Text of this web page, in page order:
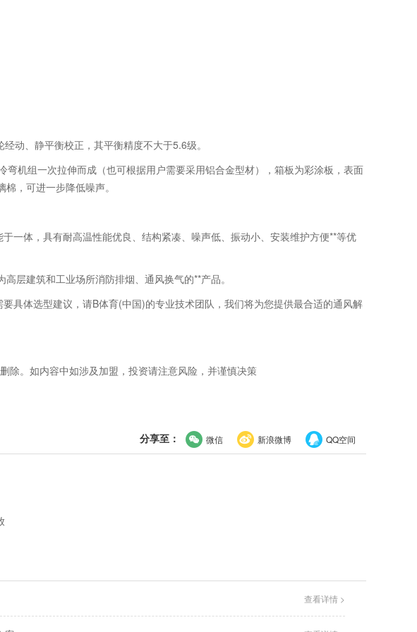
动、静平衡校正，其平衡精度不大于5.6级。
机组一次拉伸而成（也可根据用户需要采用铝合金型材），箱板为彩涂板，表面
，可进一步降低噪声。
一体，具有耐高温性能优良、结构紧凑、噪声低、振动小、安装维护方便**等优
层建筑和工业场所消防排烟、通风换气的**产品。
具体选型建议，请B体育(中国)的专业技术团队，我们将为您提供最合适的通风解
除。如内容中如涉及加盟，投资请注意风险，并谨慎决策
分享至： 微信 新浪微博 QQ空间
查看详情 >